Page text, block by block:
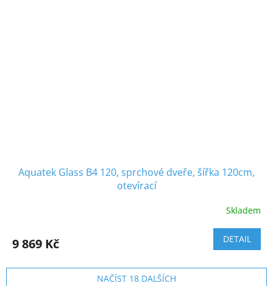
Aquatek Glass B4 120, sprchové dveře, šířka 120cm,
otevírací
Skladem
9 869 Kč DETAIL
NAČÍST 18 DALŠÍCH